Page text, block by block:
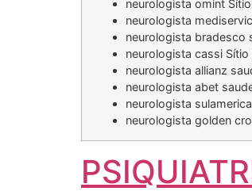
neurologista omint
neurologista
neurologista bradesco
neurologista cassi Sítio
neurologista allianz
neurologista abet
neurologista
neurologista golden